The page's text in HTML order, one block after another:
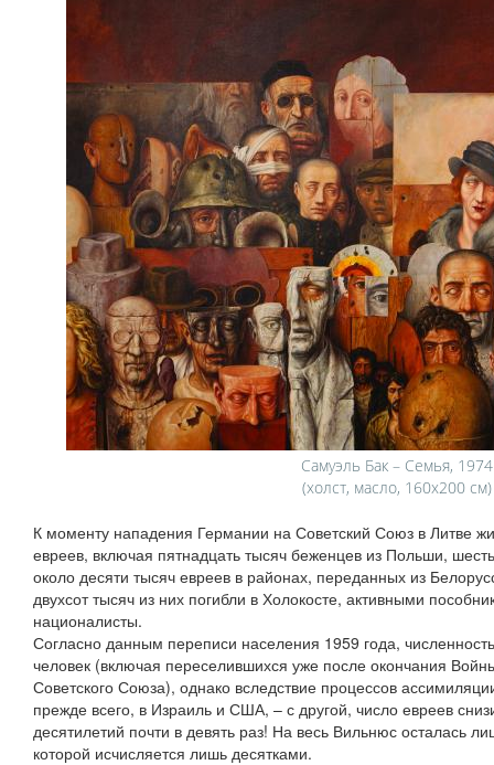
Самуэль Бак – Семья, 1974
(холст, масло, 160х200 см)
К моменту нападения Германии на Советский Союз в Литве
евреев, включая пятнадцать тысяч беженцев из Польши,
около десяти тысяч евреев в районах, переданных из
двухсот тысяч из них погибли в Холокосте, активными
националисты.
Согласно данным переписи населения 1959 года,
человек (включая переселившихся уже после окончания
Советского Союза), однако вследствие процессов
прежде всего, в Израиль и США, – с другой, число евреев
десятилетий почти в девять раз! На весь Вильнюс осталась
которой исчисляется лишь десятками.